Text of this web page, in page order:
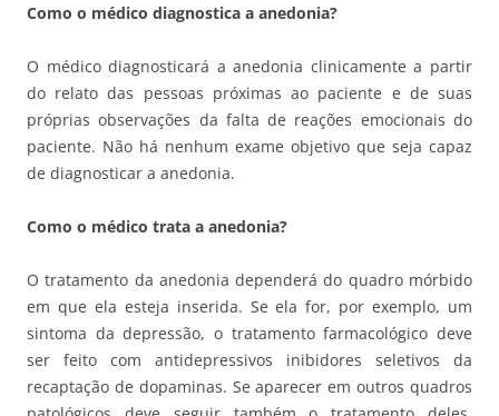
Como o médico diagnostica a anedonia?
O médico diagnosticará a anedonia clinicamente a partir
do relato das pessoas próximas ao paciente e de suas
próprias observações da falta de reações emocionais do
paciente. Não há nenhum exame objetivo que seja capaz
de diagnosticar a anedonia.
Como o médico trata a anedonia?
O tratamento da anedonia dependerá do quadro mórbido
em que ela esteja inserida. Se ela for, por exemplo, um
sintoma da depressão, o tratamento farmacológico deve
ser feito com antidepressivos inibidores seletivos da
recaptação de dopaminas. Se aparecer em outros quadros